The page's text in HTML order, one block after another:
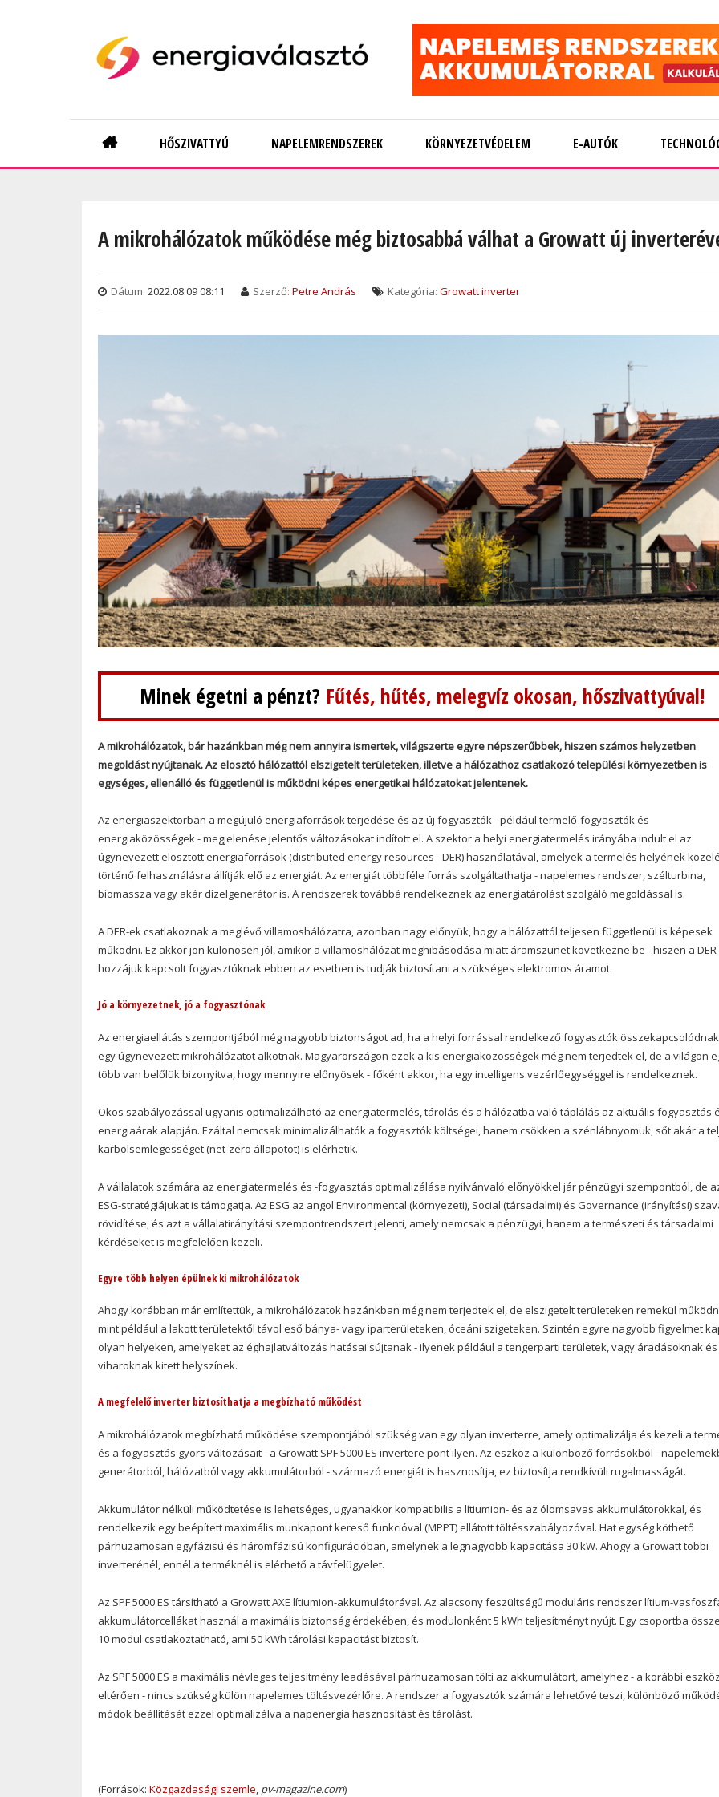
Main
navigation
HŐSZIVATTYÚ NAPELEMRENDSZEREK KÖRNYEZETVÉDELEM E-AUTÓK
A mikrohálózatok működése még biztosabbá válhat a Growatt új
Dátum: 2022.08.09 08:11 Szerző: Petre András Kategória: Growatt inverter
Minek égetni a pénzt? Fűtés, hűtés, melegvíz okosan, hőszivattyúval!
A mikrohálózatok, bár hazánkban még nem annyira ismertek, világszerte egyre népszerűbbek, hiszen számos helyzetben
megoldást nyújtanak. Az elosztó hálózattól elszigetelt területeken, illetve a hálózathoz csatlakozó települési környezetben is
egységes, ellenálló és függetlenül is működni képes energetikai hálózatokat jelentenek.
Az energiaszektorban a megújuló energiaforrások terjedése és az új fogyasztók - például termelő-fogyasztók és
energiaközösségek - megjelenése jelentős változásokat indított el. A szektor a helyi energiatermelés irányába indult el az
úgynevezett elosztott energiaforrások (distributed energy resources - DER) használatával, amelyek a termelés helyének
történő felhasználásra állítják elő az energiát. Az energiát többféle forrás szolgáltathatja - napelemes rendszer, szélturbina,
biomassza vagy akár dízelgenerátor is. A rendszerek továbbá rendelkeznek az energiatárolást szolgáló megoldással is.
A DER-ek csatlakoznak a meglévő villamoshálózatra, azonban nagy előnyük, hogy a hálózattól teljesen függetlenül is képesek
működni. Ez akkor jön különösen jól, amikor a villamoshálózat meghibásodása miatt áramszünet következne be - hiszen a
hozzájuk kapcsolt fogyasztóknak ebben az esetben is tudják biztosítani a szükséges elektromos áramot.
Jó a környezetnek, jó a fogyasztónak
Az energiaellátás szempontjából még nagyobb biztonságot ad, ha a helyi forrással rendelkező fogyasztók
egy úgynevezett mikrohálózatot alkotnak. Magyarországon ezek a kis energiaközösségek még nem terjedtek el, de a világon
több van belőlük bizonyítva, hogy mennyire előnyösek - főként akkor, ha egy intelligens vezérlőegységgel is rendelkeznek.
Okos szabályozással ugyanis optimalizálható az energiatermelés, tárolás és a hálózatba való táplálás az aktuális fogyasztás
energiaárak alapján. Ezáltal nemcsak minimalizálhatók a fogyasztók költségei, hanem csökken a szénlábnyomuk, sőt akár a
karbolsemlegességet (net-zero állapotot) is elérhetik.
A vállalatok számára az energiatermelés és -fogyasztás optimalizálása nyilvánvaló előnyökkel jár pénzügyi szempontból, de
ESG-stratégiájukat is támogatja. Az ESG az angol Environmental (környezeti), Social (társadalmi) és Governance (irányítási)
rövidítése, és azt a vállalatirányítási szempontrendszert jelenti, amely nemcsak a pénzügyi, hanem a természeti és társadalmi
kérdéseket is megfelelően kezeli.
Egyre több helyen épülnek ki mikrohálózatok
Ahogy korábban már említettük, a mikrohálózatok hazánkban még nem terjedtek el, de elszigetelt területeken remekül
mint például a lakott területektől távol eső bánya- vagy iparterületeken, óceáni szigeteken. Szintén egyre nagyobb figyelmet
olyan helyeken, amelyeket az éghajlatváltozás hatásai sújtanak - ilyenek például a tengerparti területek, vagy áradásoknak és
viharoknak kitett helyszínek.
A megfelelő inverter biztosíthatja a megbízható működést
A mikrohálózatok megbízható működése szempontjából szükség van egy olyan inverterre, amely optimalizálja és kezeli a
és a fogyasztás gyors változásait - a Growatt SPF 5000 ES invertere pont ilyen. Az eszköz a különböző forrásokból -
generátorból, hálózatból vagy akkumulátorból - származó energiát is hasznosítja, ez biztosítja rendkívüli rugalmasságát.
Akkumulátor nélküli működtetése is lehetséges, ugyanakkor kompatibilis a lítiumion- és az ólomsavas akkumulátorokkal, és
rendelkezik egy beépített maximális munkapont kereső funkcióval (MPPT) ellátott töltésszabályozóval. Hat egység köthető
párhuzamosan egyfázisú és háromfázisú konfigurációban, amelynek a legnagyobb kapacitása 30 kW. Ahogy a Growatt többi
inverterénél, ennél a terméknél is elérhető a távfelügyelet.
Az SPF 5000 ES társítható a Growatt AXE lítiumion-akkumulátorával. Az alacsony feszültségű moduláris rendszer lítium-
akkumulátorcellákat használ a maximális biztonság érdekében, és modulonként 5 kWh teljesítményt nyújt. Egy csoportba
10 modul csatlakoztatható, ami 50 kWh tárolási kapacitást biztosít.
Az SPF 5000 ES a maximális névleges teljesítmény leadásával párhuzamosan tölti az akkumulátort, amelyhez - a korábbi
eltérően - nincs szükség külön napelemes töltésvezérlőre. A rendszer a fogyasztók számára lehetővé teszi, különböző
módok beállítását ezzel optimalizálva a napenergia hasznosítást és tárolást.
(Források: Közgazdasági szemle, pv-magazine.com)